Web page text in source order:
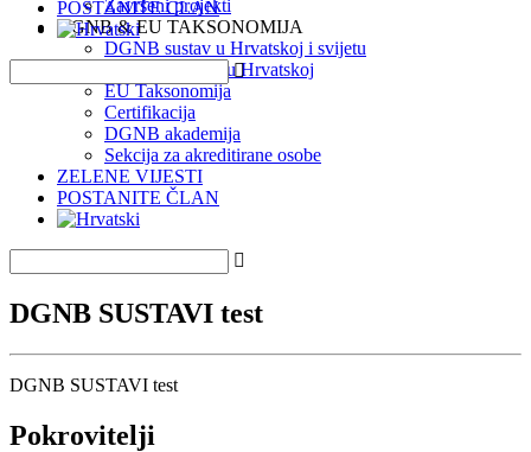
Završeni projekti
DGNB & EU TAKSONOMIJA
DGNB sustav u Hrvatskoj i svijetu
DGNB projekti u Hrvatskoj
EU Taksonomija
Certifikacija
DGNB akademija
Sekcija za akreditirane osobe
ZELENE VIJESTI
POSTANITE ČLAN
POSTANITE ČLAN
DGNB SUSTAVI test
DGNB SUSTAVI test
Pokrovitelji